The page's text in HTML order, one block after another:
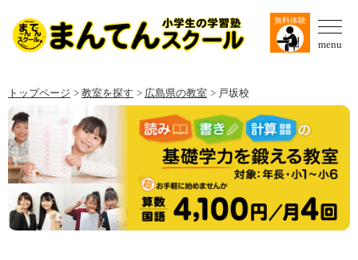
無料体験
menu
トップページ 教室を探す 広島県の教室 戸坂校